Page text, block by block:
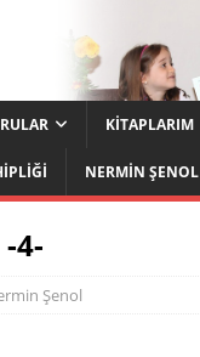
KITAPLARIM
NERMIN ŞENOL
4-
Şenol